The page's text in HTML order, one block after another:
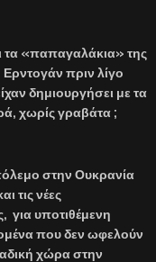
τα «παπαγαλάκια» της
πριν λίγο
δημιουργήσει με τα
χωρίς γραβάτα ;
στην Ουκρανία
τις νέες
για υποτιθέμενη
που δεν ωφελούν
χώρα στην